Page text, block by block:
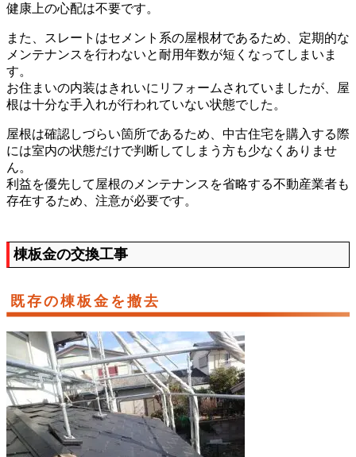
健康上の心配は不要です。
また、スレートはセメント系の屋根材であるため、定期的な
メンテナンスを行わないと耐用年数が短くなってしまいま
す。
お住まいの内装はきれいにリフォームされていましたが、屋
根は十分な手入れが行われていない状態でした。
屋根は確認しづらい箇所であるため、中古住宅を購入する際
には室内の状態だけで判断してしまう方も少なくありませ
ん。
利益を優先して屋根のメンテナンスを省略する不動産業者も
存在するため、注意が必要です。
棟板金の交換工事
既存の棟板金を撤去